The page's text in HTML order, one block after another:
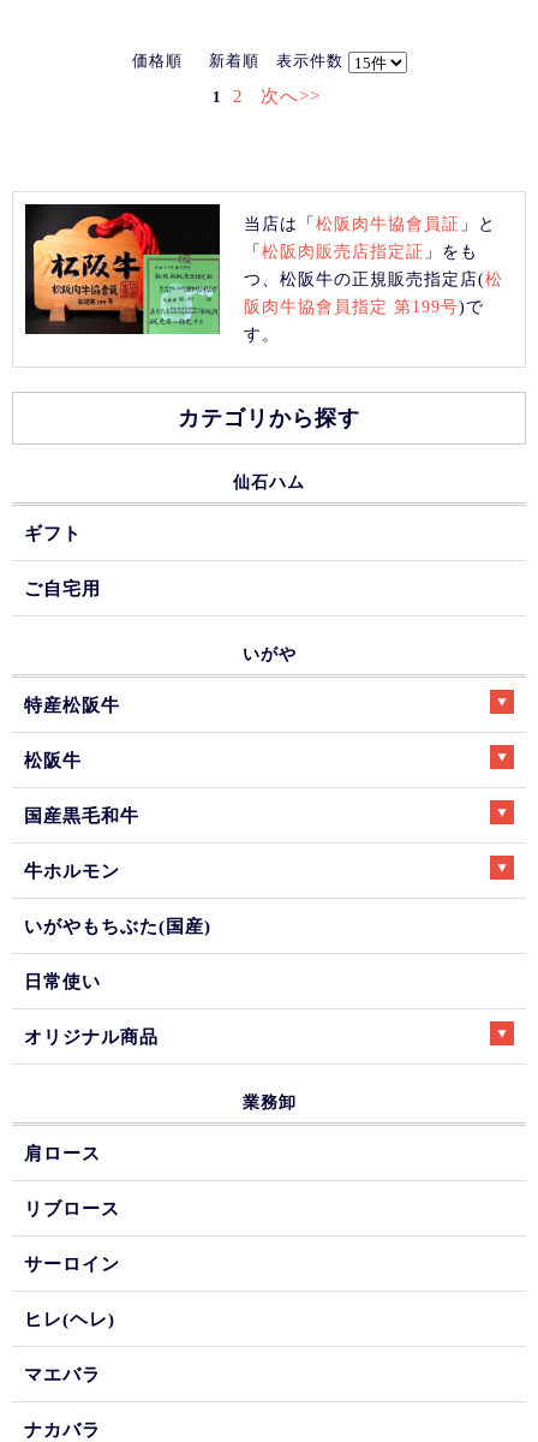
価格順 新着順 表示件数
1 2 次へ>>
当店は「松阪肉牛協會員証 」と
「松阪肉販売店指定証 」をも
つ、松阪牛の正規販売指定店(松
阪肉牛協會員指定 第199号)で
す。
カテゴリから探す
仙石ハム
ギフト
ご自宅用
いがや
特産松阪牛
松阪牛
国産黒毛和牛
牛ホルモン
いがやもちぶた(国産)
日常使い
オリジナル商品
業務卸
肩ロース
リブロース
サーロイン
ヒレ(ヘレ)
マエバラ
ナカバラ